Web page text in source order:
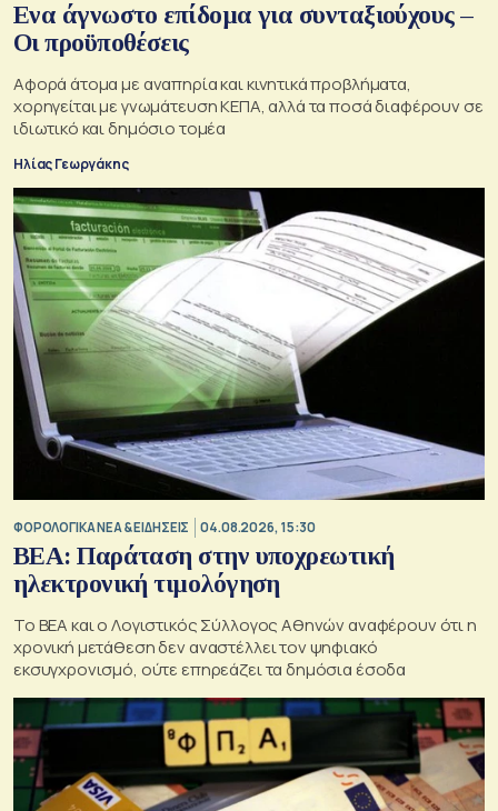
Ενα άγνωστο επίδομα για συνταξιούχους –
Οι προϋποθέσεις
Αφορά άτομα με αναπηρία και κινητικά προβλήματα,
χορηγείται με γνωμάτευση ΚΕΠΑ, αλλά τα ποσά διαφέρουν σε
ιδιωτικό και δημόσιο τομέα
Ηλίας Γεωργάκης
ΦΟΡΟΛΟΓΙΚΑ ΝΕΑ & EΙΔΗΣΕΙΣ 04.08.2026, 15:30
BEA: Παράταση στην υποχρεωτική
ηλεκτρονική τιμολόγηση
To BEA και ο Λογιστικός Σύλλογος Αθηνών αναφέρουν ότι η
χρονική μετάθεση δεν αναστέλλει τον ψηφιακό
εκσυγχρονισμό, ούτε επηρεάζει τα δημόσια έσοδα